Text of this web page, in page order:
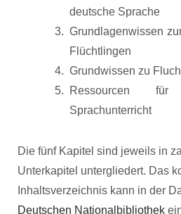
deutsche Sprache
Grundlagenwissen
Flüchtlingen
Grundwissen zu
Ressourcen
Sprachunterricht
Die fünf Kapitel sind jeweils in
Unterkapitel untergliedert. Das
Inhaltsverzeichnis kann in der
Deutschen Nationalbibliothek